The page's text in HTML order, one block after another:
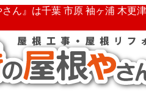
ん』は千葉 市原 袖ヶ浦 木更